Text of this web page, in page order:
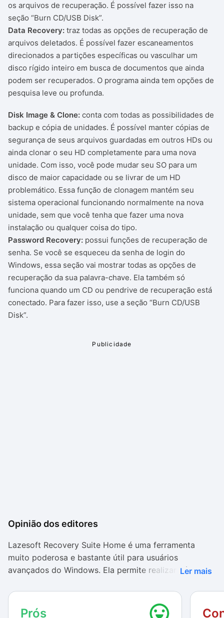
os arquivos de recuperação. É possível fazer isso na
seção “Burn CD/USB Disk”.
Data Recovery: traz todas as opções de recuperação de
arquivos deletados. É possível fazer escaneamentos
direcionados a partições específicas ou vasculhar um
disco rígido inteiro em busca de documentos que ainda
podem ser recuperados. O programa ainda tem opções de
pesquisa leve ou profunda.
Disk Image & Clone: conta com todas as possibilidades de
backup e cópia de unidades. É possível manter cópias de
segurança de seus arquivos guardadas em outros HDs ou
ainda clonar o seu HD completamente para uma nova
unidade. Com isso, você pode mudar seu SO para um
disco de maior capacidade ou se livrar de um HD
problemático. Essa função de clonagem mantém seu
sistema operacional funcionando normalmente na nova
unidade, sem que você tenha que fazer uma nova
instalação ou qualquer coisa do tipo.
Password Recovery: possui funções de recuperação de
senha. Se você se esqueceu da senha de login do
Windows, essa seção vai mostrar todas as opções de
recuperação da sua palavra-chave. Ela também só
funciona quando um CD ou pendrive de recuperação está
conectado. Para fazer isso, use a seção “Burn CD/USB
Disk”.
Opinião dos editores
Lazesoft Recovery Suite Home é uma ferramenta
muito poderosa e bastante útil para usuários
avançados do Windows. Ela permite realizar várias
softwares pagos, como a clonagem de discos e a
recuperação de arquivos perdidos no HD. Além
Ler mais
Prós